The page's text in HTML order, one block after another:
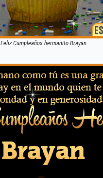
Feliz Cumpleaños hermanito Brayan